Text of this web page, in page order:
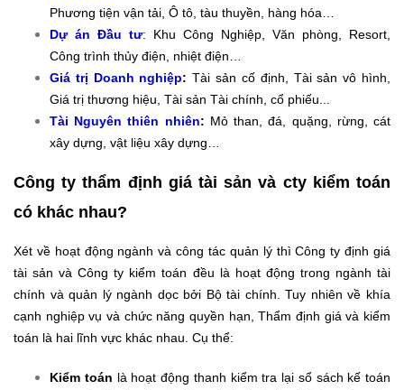
Phương tiện vận tải, Ô tô, tàu thuyền, hàng hóa…
Dự án Đầu tư: Khu Công Nghiệp, Văn phòng, Resort,
Công trình thủy điện, nhiệt điện…
Giá trị Doanh nghiệp: Tài sản cố định, Tài sản vô hình,
Giá trị thương hiệu, Tài sản Tài chính, cổ phiếu...
Tài Nguyên thiên nhiên: Mỏ than, đá, quặng, rừng, cát
xây dựng, vật liệu xây dựng…
Công ty thẩm định giá tài sản và cty kiểm toán
có khác nhau?
Xét về hoạt động ngành và công tác quản lý thì Công ty định giá
tài sản và Công ty kiểm toán đều là hoạt động trong ngành tài
chính và quản lý ngành dọc bởi Bộ tài chính. Tuy nhiên về khía
cạnh nghiệp vụ và chức năng quyền hạn, Thẩm định giá và kiểm
toán là hai lĩnh vực khác nhau. Cụ thể:
Kiểm toán là hoạt động thanh kiểm tra lại sổ sách kế toán